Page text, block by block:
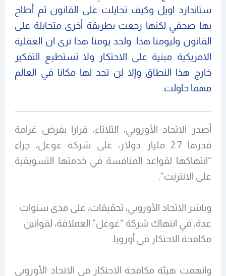
ستاندارد اويل وكيف تحايلت على القانون ثم أطاح
بها صحفي لكنها رجعت بطريقة أخرى متحايلة على
القانون وليومنا هذا. ولحد يومنا هذا نرى ان العقلية
الامريكية مبنية على الاحتكار ولا تستطيع التفكير
خارج هذا النطاق وإلا لن تجد لها مكانا في العالم
مهما حاولت.
أصدر الاتحاد الأوروبي، الثلاثاء، قرارا بفرض غرامة
قدرها 2.7 مليار دولار، على شركة غوغل، جراء
“انتهاكها لقواعد المنافسة في خدمتها التسويقية
على الانترنت”.
وباشر الاتحاد الأوروبي، تحقيقات، على مدى سنوات
عدة، في انتهاك شركة “غوغل” العملاقة، لقوانين
مكافحة الاحتكار في أوروبا.
واتهمت هيئة مكافحة الاحتكار في الاتحاد الأوروبي